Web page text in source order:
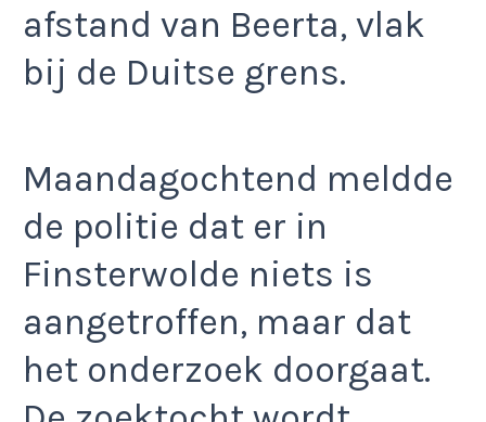
afstand van Beerta, vlak
bij de Duitse grens.
Maandagochtend meldde
de politie dat er in
Finsterwolde niets is
aangetroffen, maar dat
het onderzoek doorgaat.